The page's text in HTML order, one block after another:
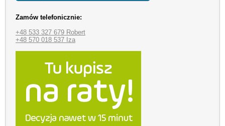
Zamów telefonicznie:
+48 533 327 679 Robert
+48 570 018 537 Iza